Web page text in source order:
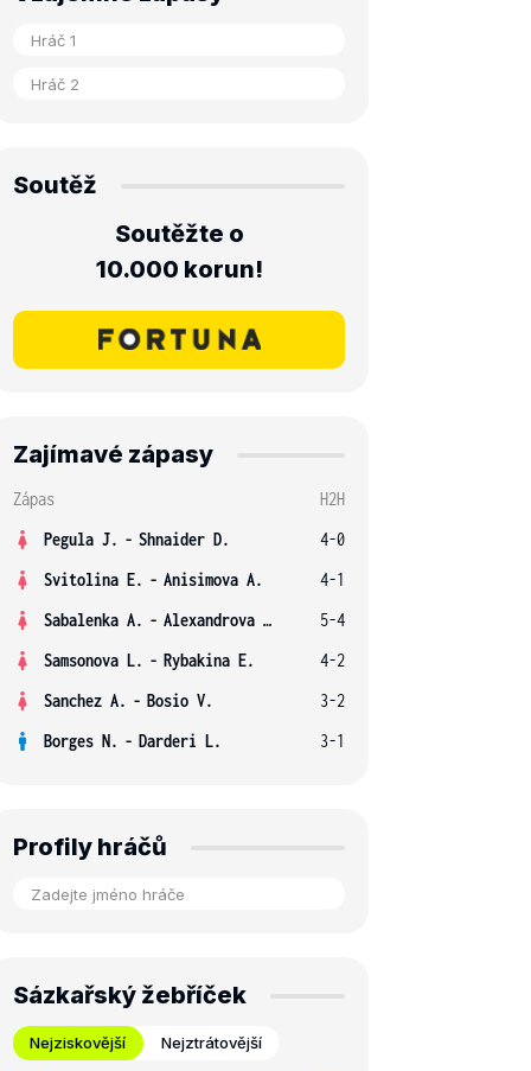
Soutěž
Soutěžte o
10.000 korun!
Zajímavé zápasy
Zápas
H2H
Pegula J. - Shnaider D.
4-0
Svitolina E. - Anisimova A.
4-1
Sabalenka A. - Alexandrova E.
5-4
Samsonova L. - Rybakina E.
4-2
Sanchez A. - Bosio V.
3-2
Borges N. - Darderi L. 3-1
Profily hráčů
Sázkařský žebříček
Nejziskovější Nejztrátovější